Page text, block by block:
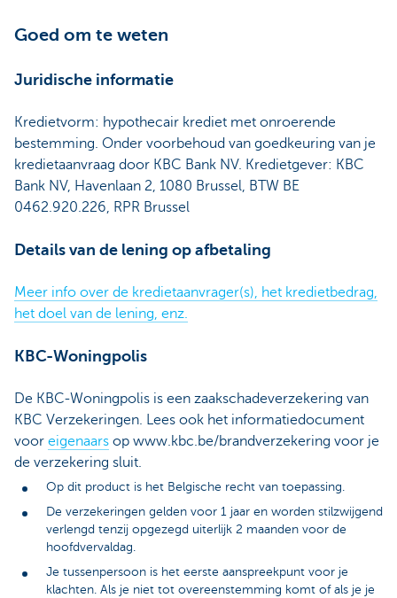
Goed om te weten
Juridische informatie
Kredietvorm: hypothecair krediet met onroerende
bestemming. Onder voorbehoud van goedkeuring van je
kredietaanvraag door KBC Bank NV. Kredietgever: KBC
Bank NV, Havenlaan 2, 1080 Brussel, BTW BE
0462.920.226, RPR Brussel
Details van de lening op afbetaling
Meer info over de kredietaanvrager(s), het kredietbedrag,
het doel van de lening, enz.
KBC-Woningpolis
De KBC-Woningpolis is een zaakschadeverzekering van
KBC Verzekeringen. Lees ook het informatiedocument
voor eigenaars op www.kbc.be/brandverzekering voor je
de verzekering sluit.
Op dit product is het Belgische recht van toepassing.
De verzekeringen gelden voor 1 jaar en worden stilzwijgend
verlengd tenzij opgezegd uiterlijk 2 maanden voor de
hoofdvervaldag.
Je tussenpersoon is het eerste aanspreekpunt voor je
klachten. Als je niet tot overeenstemming komt of als je je